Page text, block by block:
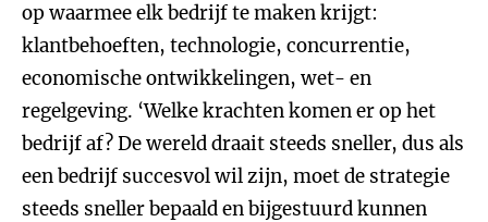
op waarmee elk bedrijf te maken krijgt:
klantbehoeften, technologie, concurrentie,
economische ontwikkelingen, wet- en
regelgeving. ‘Welke krachten komen er op het
bedrijf af? De wereld draait steeds sneller, dus als
een bedrijf succesvol wil zijn, moet de strategie
steeds sneller bepaald en bijgestuurd kunnen